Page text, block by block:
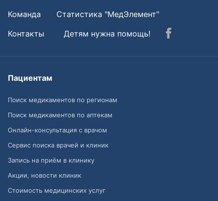
Команда
Статистика "МедЭлемент"
Контакты
Детям нужна помощь!
Пациентам
Поиск медикаментов по регионам
Поиск медикаментов по аптекам
Онлайн-консультация с врачом
Сервис поиска врачей и клиник
Запись на приём в клинику
Акции, новости клиник
Стоимость медицинских услуг